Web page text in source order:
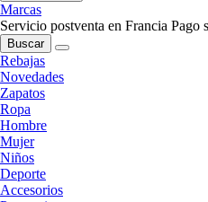
Marcas
Servicio postventa en Francia Pago
Buscar
Rebajas
Novedades
Zapatos
Ropa
Hombre
Mujer
Niños
Deporte
Accesorios